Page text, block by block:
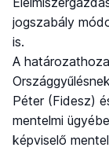
jogszabály
is.
A
Péter (Fidesz)
mentelmi
képviselő